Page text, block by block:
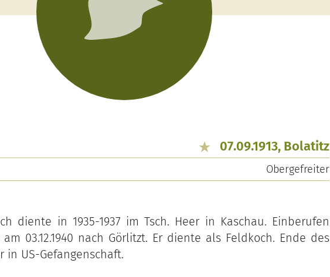
07.09.1913, Bolatitz
Obergefreiter
diente in 1935-1937 im Tsch. Heer in Kaschau. Einberufen
03.12.1940 nach Görlitzt. Er diente als Feldkoch. Ende des
in US-Gefangenschaft.